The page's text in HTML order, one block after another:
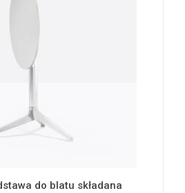
do blatu składana